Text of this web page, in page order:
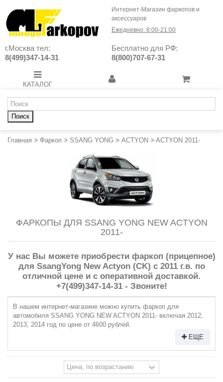
Интернет-Магазин фаркопов и
аксессуаров
Ежедневно: 8:00-21:00
г.Москва тел:
8(499)347-14-31
Бесплатно для РФ:
8(800)707-67-31
КАТАЛОГ
Поиск
Главная > Фаркоп > SSANG YONG > ACTYON > ACTYON 2011-
ФАРКОПЫ ДЛЯ SSANG YONG NEW ACTYON
2011-
У нас Вы можете приобрести фаркоп (прицепное)
для SsangYong New Actyon (CK) с 2011 г.в. по
отличной цене и с оперативной доставкой.
+7(499)347-14-31 - Звоните!
В нашем интернет-магазине можно купить фаркоп для
автомобиля SSANG YONG NEW ACTYON 2011- включая 2012,
2013, 2014 год по цене от 4600 рублей.
ЕЩЕ